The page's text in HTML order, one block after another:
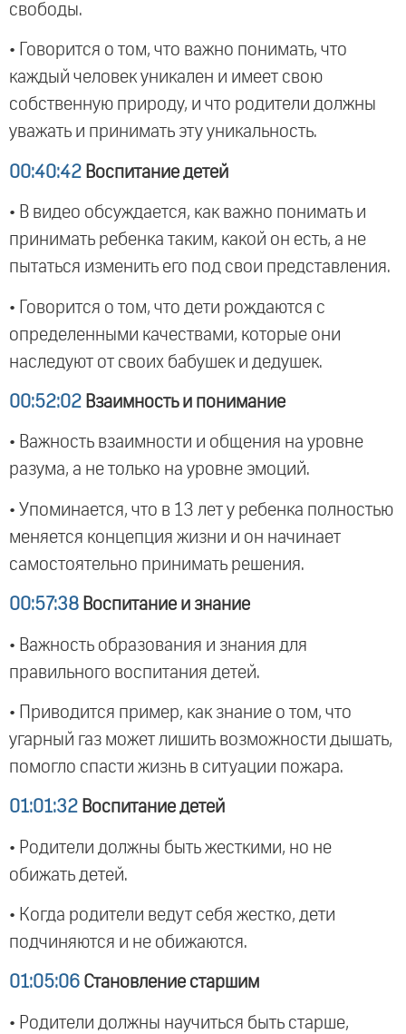
свободы.
• Говорится о том, что важно понимать, что
каждый человек уникален и имеет свою
собственную природу, и что родители должны
уважать и принимать эту уникальность.
00:40:42 Воспитание детей
• В видео обсуждается, как важно понимать и
принимать ребенка таким, какой он есть, а не
пытаться изменить его под свои представления.
• Говорится о том, что дети рождаются с
определенными качествами, которые они
наследуют от своих бабушек и дедушек.
00:52:02 Взаимность и понимание
• Важность взаимности и общения на уровне
разума, а не только на уровне эмоций.
• Упоминается, что в 13 лет у ребенка полностью
меняется концепция жизни и он начинает
самостоятельно принимать решения.
00:57:38 Воспитание и знание
• Важность образования и знания для
правильного воспитания детей.
• Приводится пример, как знание о том, что
угарный газ может лишить возможности дышать,
помогло спасти жизнь в ситуации пожара.
01:01:32 Воспитание детей
• Родители должны быть жесткими, но не
обижать детей.
• Когда родители ведут себя жестко, дети
подчиняются и не обижаются.
01:05:06 Становление старшим
• Родители должны научиться быть старше,